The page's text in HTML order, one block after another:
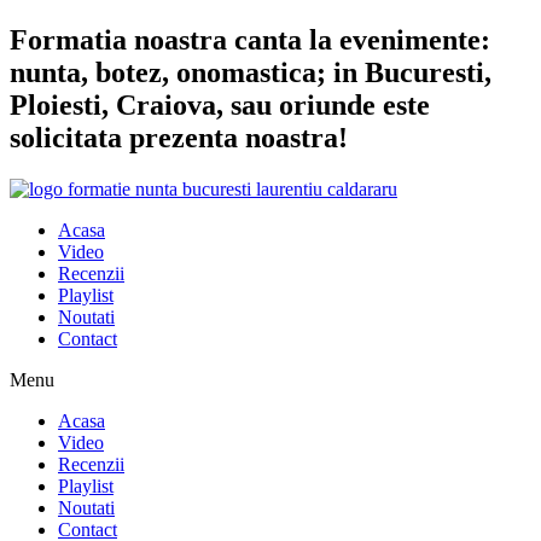
Sari
la
conținut
Formatia noastra canta la evenimente:
nunta, botez, onomastica; in Bucuresti,
Ploiesti, Craiova, sau oriunde este
solicitata prezenta noastra!
Acasa
Video
Recenzii
Playlist
Noutati
Contact
Menu
Acasa
Video
Recenzii
Playlist
Noutati
Contact